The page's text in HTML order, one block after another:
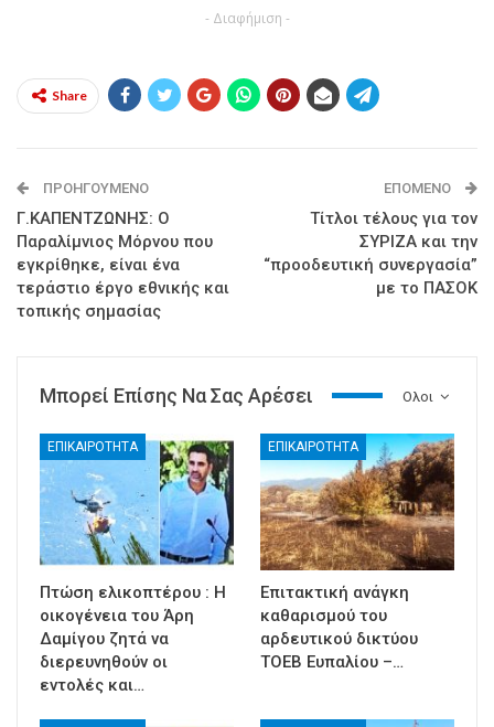
- Διαφήμιση -
Share
ΠΡΟΗΓΟΎΜΕΝΟ
Γ.ΚΑΠΕΝΤΖΩΝΗΣ: Ο
Παραλίμνιος Μόρνου που
εγκρίθηκε, είναι ένα
τεράστιο έργο εθνικής και
τοπικής σημασίας
ΕΠΌΜΕΝΟ
Τίτλοι τέλους για τον
ΣΥΡΙΖΑ και την
“προοδευτική συνεργασία”
με το ΠΑΣΟΚ
Ολοι
Μπορεί Επίσης Να Σας Αρέσει
ΕΠΙΚΑΙΡΟΤΗΤΑ
Πτώση ελικοπτέρου : Η
οικογένεια του Άρη
Δαμίγου ζητά να
διερευνηθούν οι
εντολές και…
ΕΠΙΚΑΙΡΟΤΗΤΑ
Επιτακτική ανάγκη
καθαρισμού του
αρδευτικού δικτύου
ΤΟΕΒ Ευπαλίου –…